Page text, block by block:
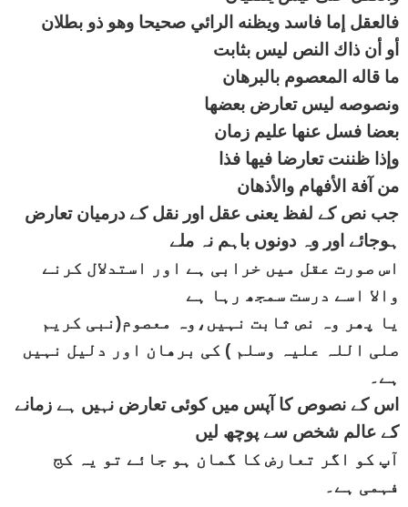
فالعقل إما فاسد ويظنه الرائي صحيحا وهو ذو بطلان
أو أن ذاك النص ليس بثابت
ما قاله المعصوم بالبرهان
ونصوصه ليس تعارض بعضها
بعضا فسل عنها عليم زمان
وإذا ظننت تعارضا فيها فذا
من آفة الأفهام والأذهان
جب نص کے لفظ یعنی عقل اور نقل کے درمیان تعارض
ہوجائے اور وہ دونوں باہم نہ ملے
اس صورت عقل میں خرابی ہے اور استدلال کرنے
والا اسے درست سمجھ رہا ہے
یا پھر وہ نص ثابت نہیں،وہ معصوم(نبی کریم
صلی اللہ علیہ وسلم ) کی برھان اور دلیل نہیں
ہے۔
اس کے نصوص کا آپس میں کوئی تعارض نہیں ہے زمانے
کے عالم شخص سے پوچھ لیں
آپ کو اگر تعارض کا گمان ہو جائے تو یہ کج
فہمی ہے۔